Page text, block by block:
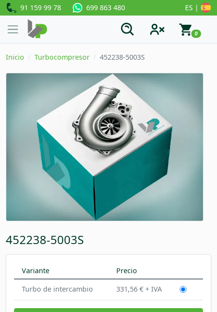
91 159 99 78 699 863 480 ES |
0
Inicio Turbocompresor 452238-5003S
452238-5003S
Variante
Precio
Turbo de intercambio
331,56 € + IVA